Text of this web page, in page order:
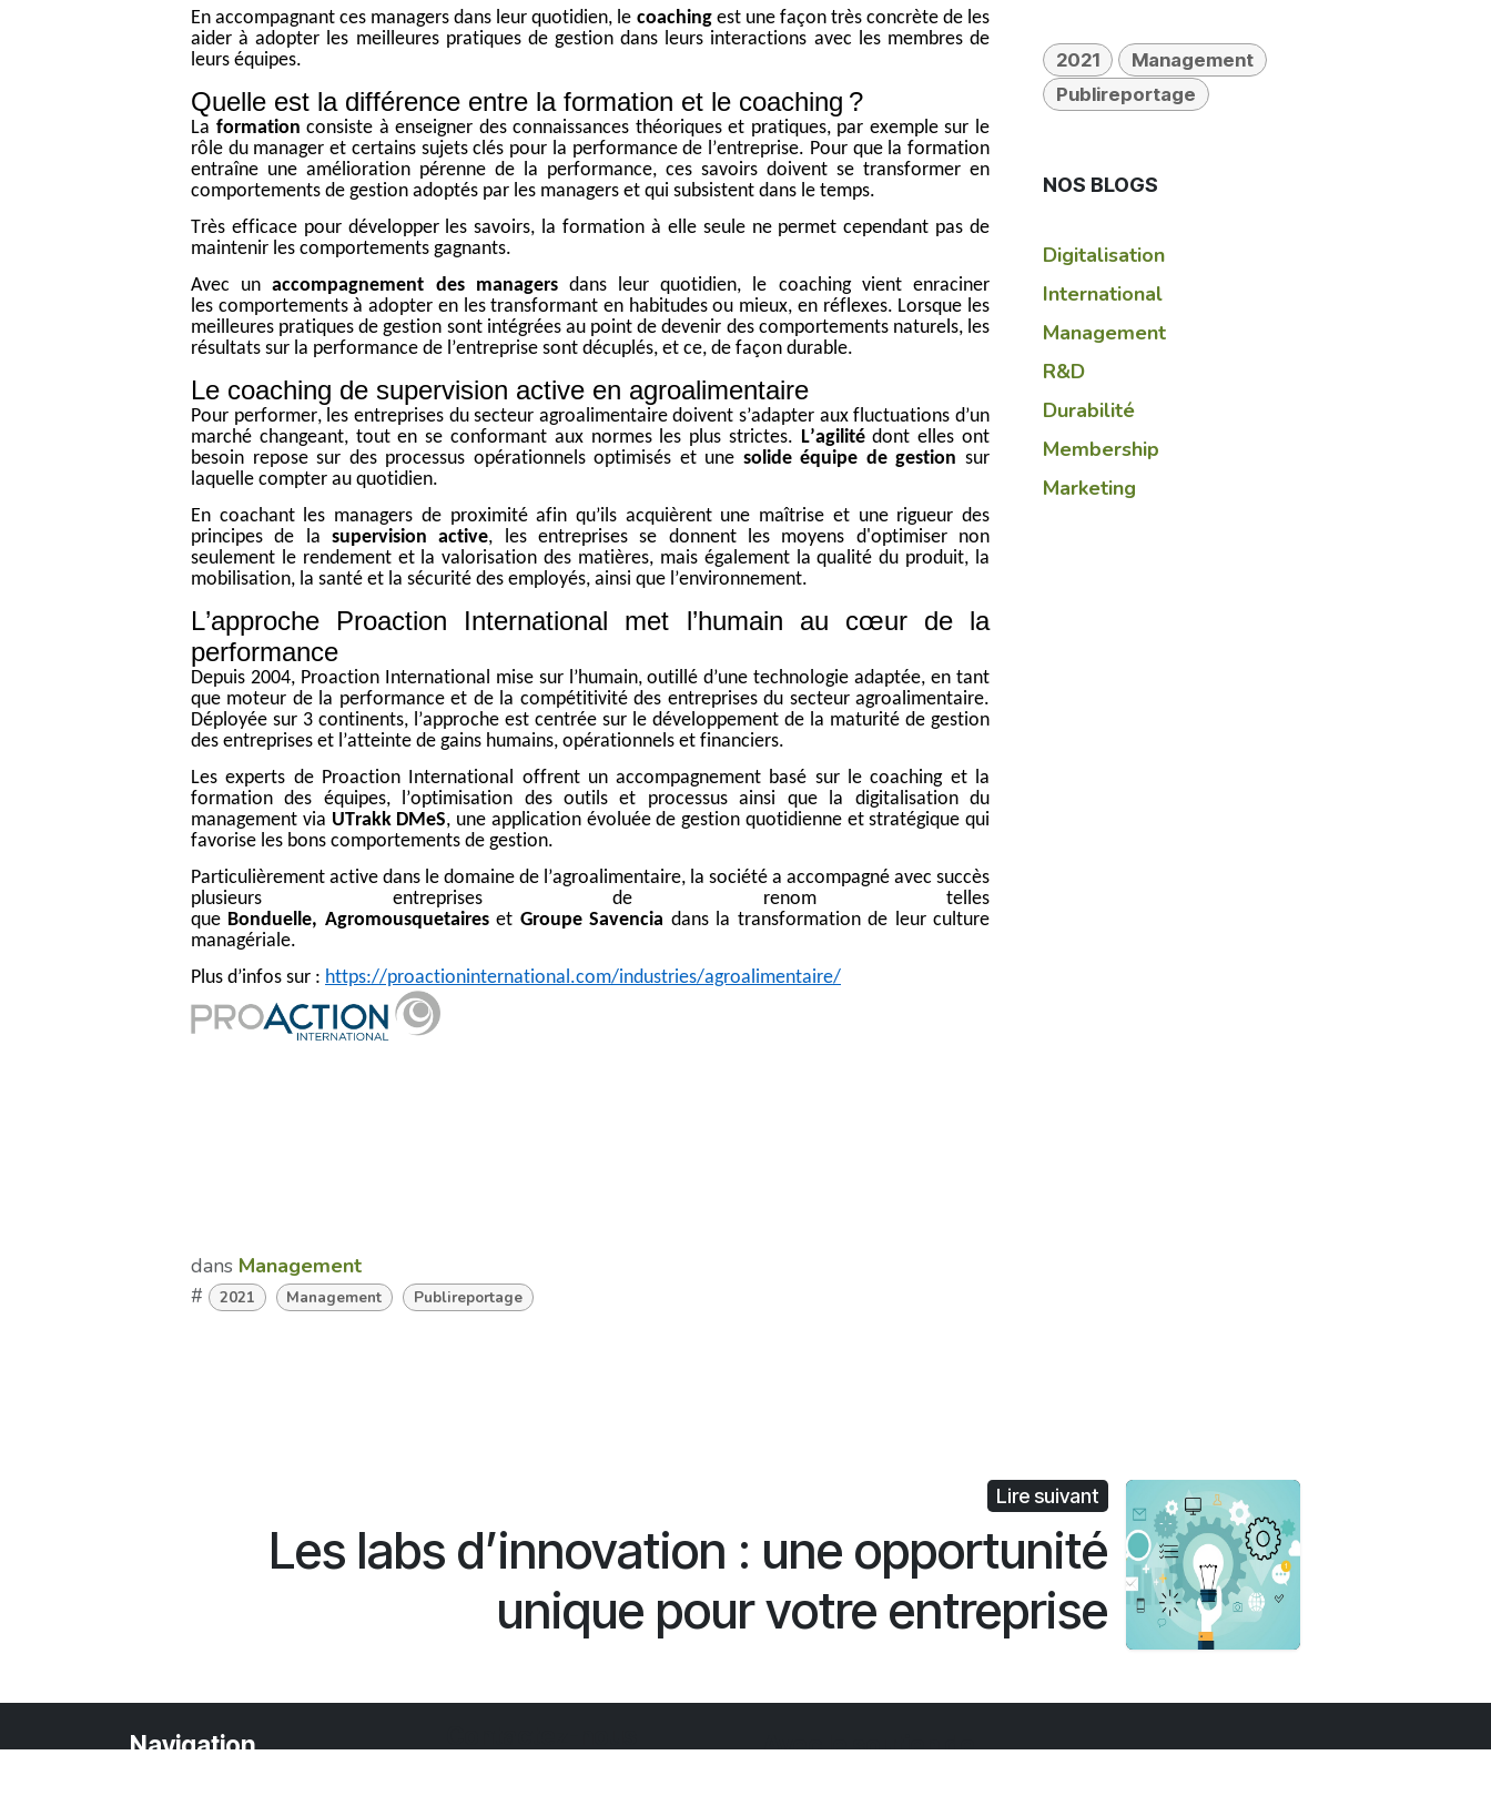
En accompagnant ces managers dans leur quotidien, le coachingest une façon très concrète de les
aider à adopter les meilleures pratiques de gestion dans leurs interactions avec les membres de
leurs équipes.
Quelle est la différence entre la formation et le coaching ?
La formationconsiste à enseigner des connaissances théoriques et pratiques, par exemple sur le
rôle du manageret certains sujets clés pour la performance de l’entreprise. Pour que la formation
entraîne une amélioration pérenne de la performance, ces savoirs doivent se transformer en
comportements de gestion adoptés par les managers et qui subsistent dans le temps.
Très efficace pour développer les savoirs, la formation à elle seule ne permet cependant pas de
maintenir les comportements gagnants.
Avec unaccompagnement des managersdans leur quotidien, le coachingvient enraciner
les comportementsà adopter en les transformant en habitudes ou mieux, en réflexes. Lorsque les
meilleures pratiques de gestion sont intégrées au point de devenir des comportements naturels, les
résultats sur la performance de l’entreprise sont décuplés, et ce, de façon durable.
Le coaching de supervision active en agroalimentaire
Pour performer, les entreprises du secteur agroalimentaire doivent s’adapter aux fluctuations d’un
marché changeant,tout en se conformant aux normes les plus strictes. L’agilitédont elles ont
besoin repose sur des processus opérationnels optimisés et une solide équipe de gestion sur
laquelle compter au quotidien.
En coachant les managers de proximité afin qu’ils acquièrent une maîtrise et une rigueur des
principes de la supervision active, les entreprises se donnent les moyens d'optimisernon
seulement le rendement et la valorisation des matières, mais également la qualité du produit, la
mobilisation, la santé et la sécurité des employés, ainsi que l’environnement.
L’approche Proaction International met l’humain au cœur de la
performance
Depuis 2004, ProactionInternational mise sur l’humain, outillé d’une technologie adaptée, en tant
que moteur de la performance et de la compétitivité des entreprises du secteur agroalimentaire.
Déployée sur 3 continents, l’approche est centrée sur le développement de la maturité de gestion
des entreprises et l’atteinte de gains humains, opérationnels et financiers.
Les experts de ProactionInternational offrent un accompagnement basé sur le coaching et la
formation des équipes, l’optimisation des outils et processus ainsi que la digitalisation du
management via UTrakk DMeS, une application évoluée de gestion quotidienne et stratégique qui
favorise les bons comportements de gestion.
Particulièrement active dans le domaine de l’agroalimentaire, la société a accompagné avec succès
plusieurs entreprises de renom telles
que Bonduelle, Agromousquetaires et GroupeSavencia dans la transformation de leur culture
managériale.
Plus d’infos sur : https://proactioninternational.com/industries/agroalimentaire/
dans Management
#
2021 Management Publireportage
2021
Management
Publireportage
NOS BLOGS
Digitalisation
International
Management
R&D
Durabilité
Membership
Marketing
Lire suivant
Les labs d’innovation : une opportunité
unique pour votre entreprise
Navigation Avec le soutien de